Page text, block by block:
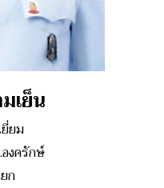
เย็น
ยม
งครักษ์
ก